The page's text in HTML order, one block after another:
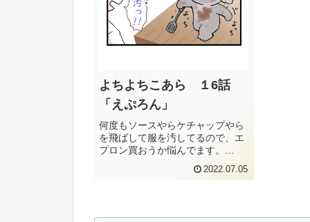
よちよちこあら １6話
「えぷろん」
何度もソースやらケチャップやら
を飛ばして服を汚してるので、エ
プロン買おうか悩んでます。
(function(b,c,f,g,a,d,e)
{b.MoshimoAffiliateObject=a;b=b||
2022.07.05